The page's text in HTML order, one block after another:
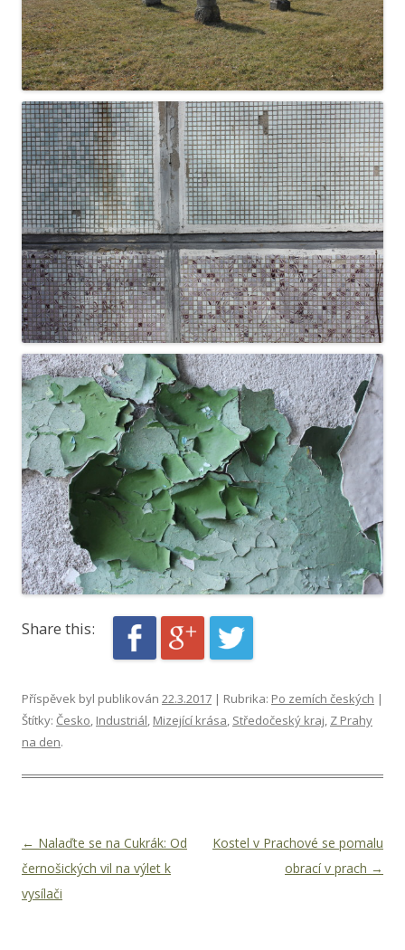
Share this:
Příspěvek byl publikován 22.3.2017 | Rubrika: Po zemích českých |
Štítky: Česko, Industriál, Mizející krása, Středočeský kraj, Z Prahy
na den.
Navigace pro příspěvky
← Nalaďte se na Cukrák: Od
černošických vil na výlet k
vysílači
Kostel v Prachové se pomalu
obrací v prach →